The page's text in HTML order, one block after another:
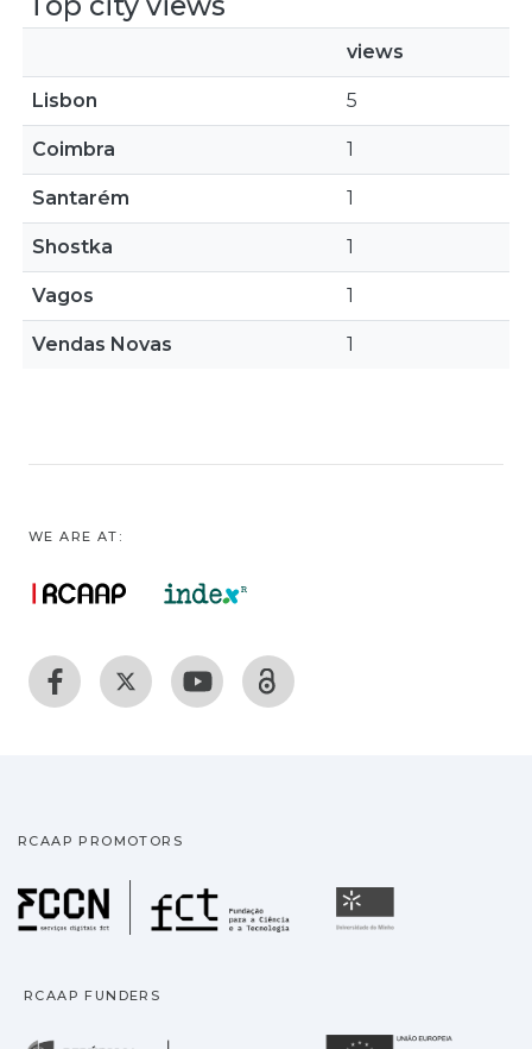
views
Lisbon 5
Coimbra 1
Santarém 1
Shostka 1
Vagos 1
Vendas Novas 1
WE ARE AT:
RCAAP PROMOTORS
Fundação para a
RCAAP FUNDERS